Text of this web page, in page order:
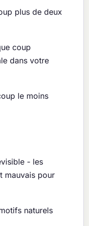
plus de deux
coup
dans votre
le moins
- les
mauvais pour
naturels